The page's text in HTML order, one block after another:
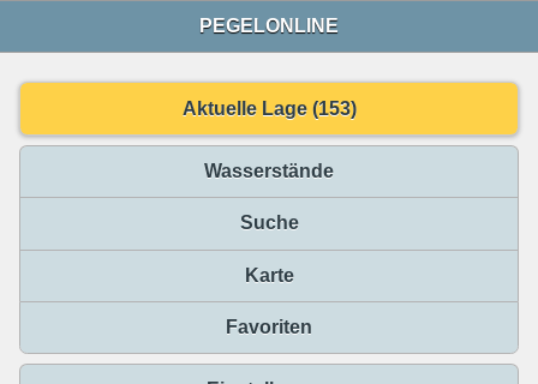
PEGELONLINE
Aktuelle Lage (153)
Wasserstände
Suche
Karte
Favoriten